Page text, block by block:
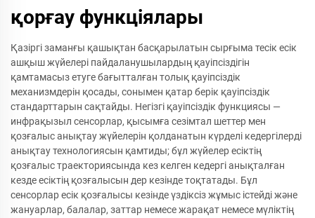
қорғау функціялары
Қазіргі заманғы қашықтан басқарылатын сырғыма тесік есік
ашқыш жүйелері пайдаланушылардың қауіпсіздігін
қамтамасыз етуге бағытталған толық қауіпсіздік
механизмдерін қосады, сонымен қатар берік қауіпсіздік
стандарттарын сақтайды. Негізгі қауіпсіздік функциясы —
инфрақызыл сенсорлар, қысымға сезімтал шеттер мен
қозғалыс анықтау жүйелерін қолданатын күрделі кедергілерді
анықтау технологиясын қамтиды; бұл жүйелер есіктің
қозғалыс траекториясында кез келген кедергі анықталған
кезде есіктің қозғалысын дер кезінде тоқтатады. Бұл
сенсорлар есік қозғалысы кезінде үздіксіз жұмыс істейді және
жануарлар, балалар, заттар немесе жарақат немесе мүліктің